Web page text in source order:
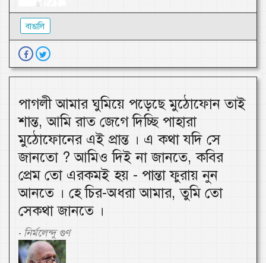
বাঙালি
পাগলী আমার ঘুমিয়ে পড়েছে মুঠোফোন তাই
শান্ত, আমি রাত জেগে দিচ্ছি পাহারা
মুঠোফোনের এই প্রান্ত । এ কথা যদি সে
জানতো ? আমিও দিই না জানতে, কবির
প্রেম তো এরকমই হয় - পান্তা ফুরায় নুন
আনতে । হে চির-অধরা আমার, তুমি তো
সেকথা জানতে ।
- নির্মলেন্দু গুণ